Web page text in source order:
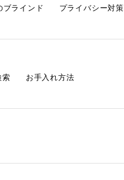
ブラインド
プライバシー対策
索
お手入れ方法